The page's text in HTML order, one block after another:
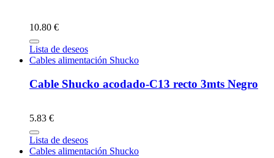
10.80 €
Lista de deseos
Cables alimentación Shucko
Cable Shucko acodado-C13 recto 3mts Negro
5.83 €
Lista de deseos
Cables alimentación Shucko